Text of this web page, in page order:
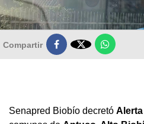
Compartir 
Senapred Biobío decretó